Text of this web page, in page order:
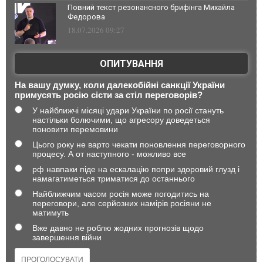
Повний текст резонансного брифінга Михайла
Федорова
18.07.2026 09:27
ОПИТУВАННЯ
На вашу думку, коли далекобійні санкції України
примусять росію сісти за стіл переговорів?
У найближчі місяці удари України по росії стануть
настільки болючими, що агресору доведеться
поновити перемовини
Цього року не варто чекати поновлення переговорного
процесу. А от наступного - можливо все
рф навпаки піде на ескалацію попри здоровий глузд і
намагатиметься триматися до останнього
Найближчим часом росія може погодитись на
переговори, але серйозних намірів росіяни не
матимуть
Вже давно не роблю жодних прогнозів щодо
завершення війни